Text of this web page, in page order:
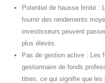
Potentiel de hausse limité :
fournir des rendements
investisseurs peuvent
plus élevés.
Pas de gestion active : Les
gestionnaire de fonds
titres, ce qui signifie que les